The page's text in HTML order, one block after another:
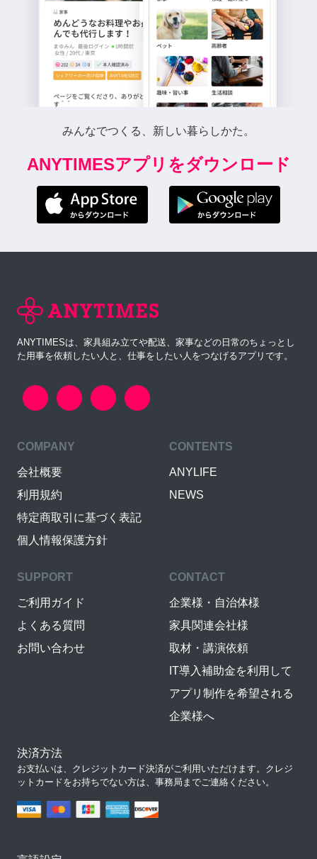
みんなでつくる、新しい暮らしかた。
ANYTIMESアプリをダウンロード
ANYTIMESは、家具組み立てや配送、家事などの日常のちょっとし
た用事を依頼したい人と、仕事をしたい人をつなげるアプリです。
COMPANY
会社概要
利用規約
特定商取引に基づく表記
個人情報保護方針
CONTENTS
ANYLIFE
NEWS
SUPPORT
ご利用ガイド
よくある質問
お問い合わせ
CONTACT
企業様・自治体様
家具関連会社様
取材・講演依頼
IT導入補助金を利用して
アプリ制作を希望される
企業様へ
決済方法
お支払いは、クレジットカード決済がご利用いただけます。クレジ
ットカードをお持ちでない方は、事務局までご連絡ください。